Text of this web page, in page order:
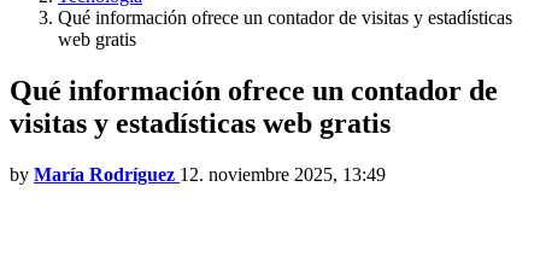
Qué información ofrece un contador de visitas y estadísticas
web gratis
Qué información ofrece un contador de
visitas y estadísticas web gratis
by María Rodríguez 12. noviembre 2025, 13:49